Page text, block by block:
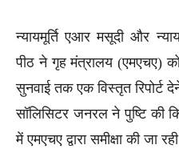
न्यायमूर्ति एआर मसूदी और
पीठ ने गृह मंत्रालय (एमएचए)
सुनवाई तक एक विस्तृत रिपोर्ट
सॉलिसिटर जनरल ने पुष्टि की कि
में एमएचए द्वारा समीक्षा की जा